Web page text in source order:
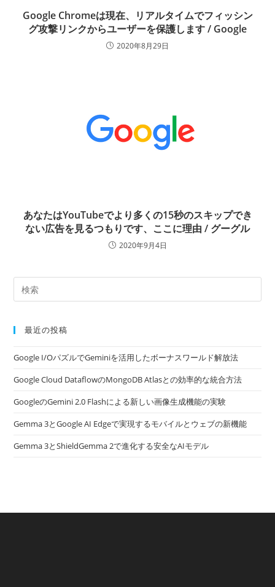
Google Chromeは現在、リアルタイムでフィッシン
グ攻撃リンクからユーザーを保護します / Google
2020年8月29日
あなたはYouTubeでより多くの15秒のスキップでき
ない広告を見るつもりです、ここに理由 / グーグル
2020年9月4日
最近の投稿
Google I/OパズルでGeminiを活用したボーナスワールド解放法
Google Cloud DataflowのMongoDB Atlasとの効率的な統合方法
GoogleのGemini 2.0 Flashによる新しい画像生成機能の実験
Gemma 3とGoogle AI Edgeで実現するモバイルとウェブの新機能
Gemma 3とShieldGemma 2で進化する安全なAIモデル